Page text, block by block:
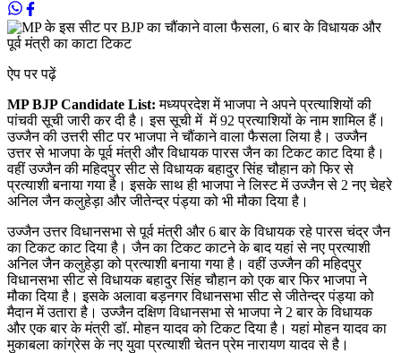
ऐप पर पढ़ें
MP BJP Candidate List: मध्यप्रदेश में भाजपा ने अपने प्रत्याशियों की
पांचवी सूची जारी कर दी है। इस सूची में में 92 प्रत्याशियों के नाम शामिल हैं।
उज्जैन की उत्तरी सीट पर भाजपा ने चौंकाने वाला फैसला लिया है। उज्जैन
उत्तर से भाजपा के पूर्व मंत्री और विधायक पारस जैन का टिकट काट दिया है।
वहीं उज्जैन की महिदपुर सीट से विधायक बहादुर सिंह चौहान को फिर से
प्रत्याशी बनाया गया है। इसके साथ ही भाजपा ने लिस्ट में उज्जैन से 2 नए चेहरे
अनिल जैन कलुहेड़ा और जीतेन्द्र पंड्या को भी मौका दिया है।
उज्जैन उत्तर विधानसभा से पूर्व मंत्री और 6 बार के विधायक रहे पारस चंद्र जैन
का टिकट काट दिया है। जैन का टिकट काटने के बाद यहां से नए प्रत्याशी
अनिल जैन कलुहेड़ा को प्रत्याशी बनाया गया है। वहीं उज्जैन की महिदपुर
विधानसभा सीट से विधायक बहादुर सिंह चौहान को एक बार फिर भाजपा ने
मौका दिया है। इसके अलावा बड़नगर विधानसभा सीट से जीतेन्द्र पंड्या को
मैदान में उतारा है। उज्जैन दक्षिण विधानसभा से भाजपा ने 2 बार के विधायक
और एक बार के मंत्री डॉ. मोहन यादव को टिकट दिया है। यहां मोहन यादव का
मुकाबला कांग्रेस के नए युवा प्रत्याशी चेतन प्रेम नारायण यादव से है।